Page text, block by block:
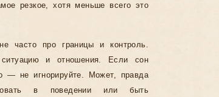
резкое, хотя меньше всего это
часто про границы и контроль.
и отношения. Если сон
— не игнорируйте. Может, правда
в поведении или быть